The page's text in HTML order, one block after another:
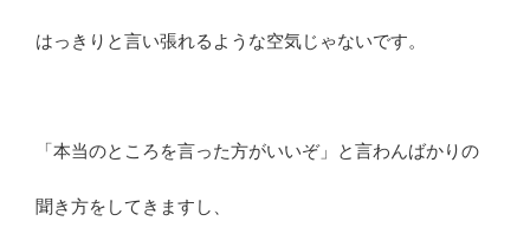
はっきりと言い張れるような空気じゃないです。
「本当のところを言った方がいいぞ」と言わんばかりの
聞き方をしてきますし、